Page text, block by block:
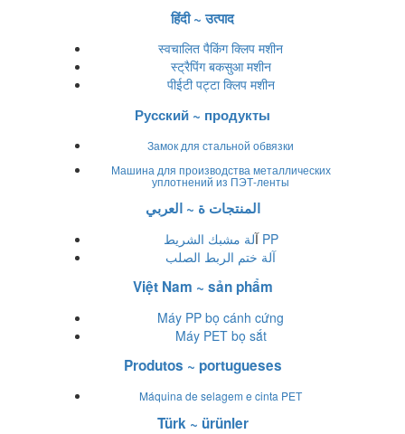
हिंदी ~ उत्पाद
स्वचालित पैकिंग क्लिप मशीन
स्ट्रैपिंग बकसुआ मशीन
पीईटी पट्टा क्लिप मशीन
Русский ~ продукты
Замок для стальной обвязки
Машина для производства металлических
уплотнений из ПЭТ-ленты
المنتجات ة ~ العربي
آلة مشبك الشريط PP
آلة ختم الربط الصلب
Việt Nam ~ sản phẩm
Máy PP bọ cánh cứng
Máy PET bọ sắt
Produtos ~ portugueses
Máquina de selagem e cinta PET
Türk ~ ürünler